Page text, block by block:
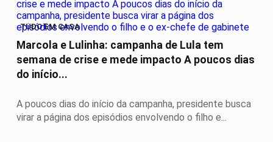
TUDO EM CASA
Marcola e Lulinha: campanha de Lula tem
semana de crise e mede impacto A poucos dias
do início...
A poucos dias do início da campanha, presidente busca
virar a página dos episódios envolvendo o filho e...